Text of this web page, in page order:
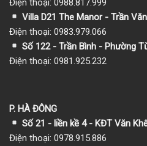
Điện thoại: 0988.817.999
Villa D21 The Manor - Trần
Điện thoại: 0983.979.066
Số 122 - Trần Bình - Phường
Điện thoại: 0981.925.232
P. HÀ ĐÔNG
Số 21 - liền kề 4 - KĐT Văn
Điện thoại: 0978.915.886